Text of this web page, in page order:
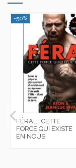
-50%
FÉRAL : CETTE
FORCE QUI EXISTE
EN NOUS